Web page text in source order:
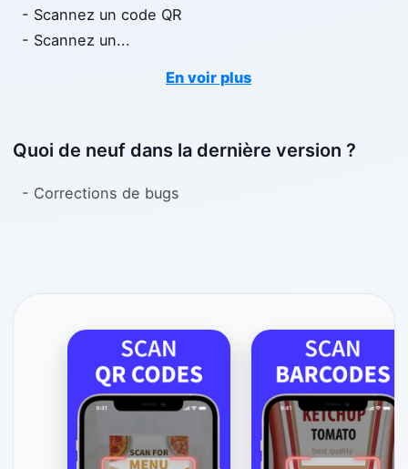
- Scannez un code QR
- Scannez un...
En voir plus
Quoi de neuf dans la dernière version ?
- Corrections de bugs